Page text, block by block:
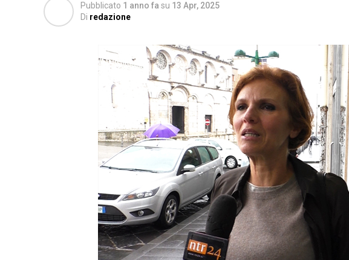
Pubblicato 1 anno fa su 13 Apr, 2025
Di redazione